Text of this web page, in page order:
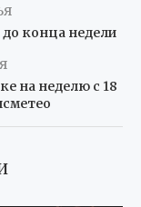
конца недели
на неделю с 18